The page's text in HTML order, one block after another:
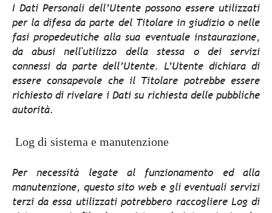
I Dati Personali dell’Utente possono essere utilizzati
per la difesa da parte del Titolare in giudizio o nelle
fasi propedeutiche alla sua eventuale instaurazione,
da abusi nell'utilizzo della stessa o dei servizi
connessi da parte dell’Utente. L’Utente dichiara di
essere consapevole che il Titolare potrebbe essere
richiesto di rivelare i Dati su richiesta delle pubbliche
autorità.
Log di sistema e manutenzione
Per necessità legate al funzionamento ed alla
manutenzione, questo sito web e gli eventuali servizi
terzi da essa utilizzati potrebbero raccogliere Log di